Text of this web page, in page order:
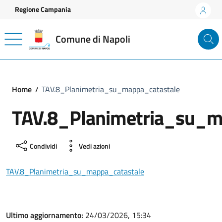
Vai ai contenuti
Vai al footer
Regione Campania
Comune di Napoli
Home TAV.8_Planimetria_su_mappa_catastale
Condividi Vedi azioni
TAV.8_Planimetria_su_mappa_catastale
Ultimo aggiornamento: 24/03/2026, 15:34